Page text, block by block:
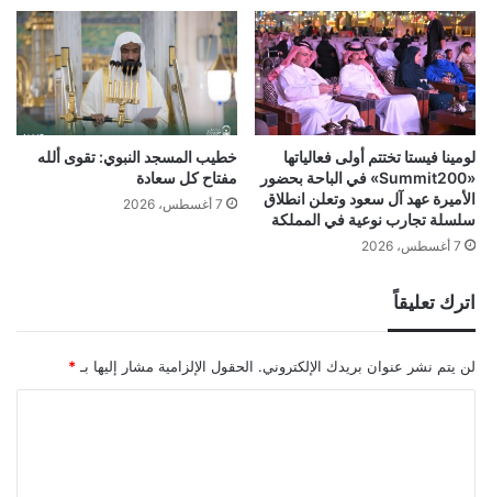
لومينا فيستا تختتم أولى فعالياتها
«Summit200» في الباحة بحضور
الأميرة عهد آل سعود وتعلن انطلاق
سلسلة تجارب نوعية في المملكة
7 أغسطس، 2026
خطيب المسجد النبوي: تقوى ألله
مفتاح كل سعادة
7 أغسطس، 2026
اترك تعليقاً
لن يتم نشر عنوان بريدك الإلكتروني. الحقول الإلزامية مشار إليها بـ*